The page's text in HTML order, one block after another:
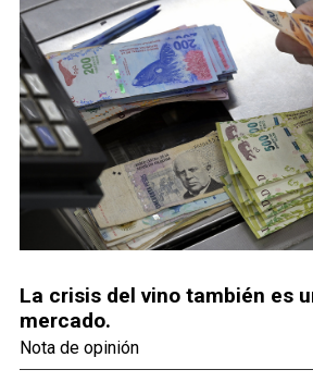
La crisis del vino también es
mercado.
Nota de opinión